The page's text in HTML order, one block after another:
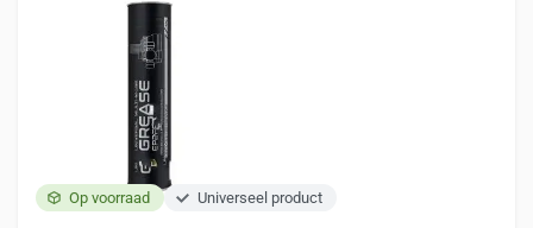
Op voorraad Universeel product